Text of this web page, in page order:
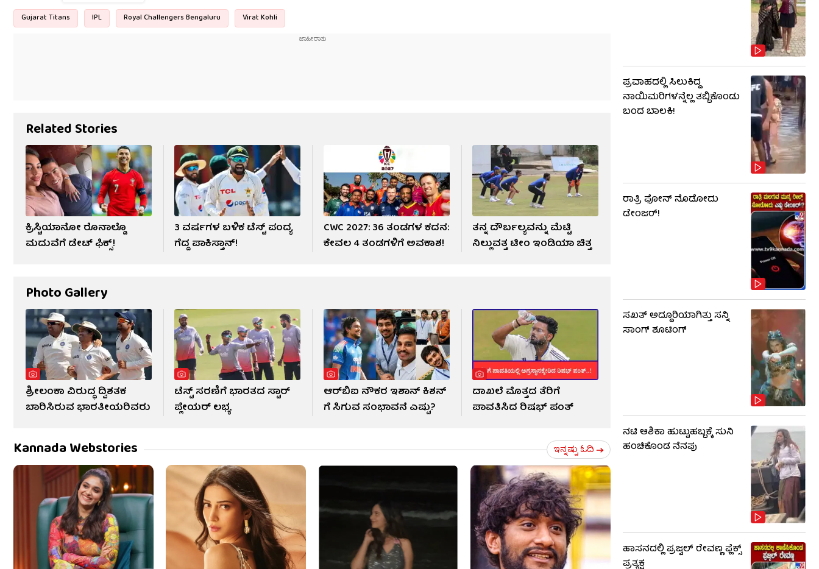
Gujarat Titans IPL Royal Challengers Bengaluru Virat Kohli
Related Stories
ಕ್ರಿಸ್ಟಿಯಾನೋ ರೊನಾಲ್ಡೊ
ಮದುವೆಗೆ ಡೇಟ್ ಫಿಕ್ಸ್​!
3 ವರ್ಷಗಳ ಬಳಿಕ ಟೆಸ್ಟ್ ಪಂದ್ಯ
ಗೆದ್ದ ಪಾಕಿಸ್ತಾನ್!
CWC 2027: 36 ತಂಡಗಳ ಕದನ:
ಕೇವಲ 4 ತಂಡಗಳಿಗೆ ಅವಕಾಶ!
ತನ್ನ ದೌರ್ಬಲ್ಯವನ್ನು ಮೆಟ್ಟಿ
ನಿಲ್ಲುವತ್ತ ಟೀಂ ಇಂಡಿಯಾ ಚಿತ್ತ
Photo Gallery
ಶ್ರೀಲಂಕಾ ವಿರುದ್ಧ ದ್ವಿಶತಕ
ಬಾರಿಸಿರುವ ಭಾರತೀಯರಿವರು
ಟೆಸ್ಟ್ ಸರಣಿಗೆ ಭಾರತದ ಸ್ಟಾರ್
ಪ್ಲೇಯರ್ ಲಭ್ಯ
ಆರ್​ಬಿಐ ನೌಕರ ಇಶಾನ್ ಕಿಶನ್​
ಗೆ ಸಿಗುವ ಸಂಭಾವನೆ ಎಷ್ಟು?
ದಾಖಲೆ ಮೊತ್ತದ ತೆರಿಗೆ
ಪಾವತಿಸಿದ ರಿಷಭ್ ಪಂತ್
Kannada Webstories ಇನ್ನಷ್ಟು ಓದಿ
ಪ್ರವಾಹದಲ್ಲಿ ಸಿಲುಕಿದ್ದ
ನಾಯಿಮರಿಗಳನ್ನೆಲ್ಲ ತಬ್ಬಿಕೊಂಡು
ಬಂದ ಬಾಲಕಿ!
ರಾತ್ರಿ ಫೋನ್​​ ನೊಡೋದು
ಡೇಂಜರ್!
ಸಖತ್ ಅದ್ದೂರಿಯಾಗಿತ್ತು ಸನ್ನಿ
ಸಾಂಗ್ ಶೂಟಿಂಗ್
ನಟಿ ಆಶಿಕಾ ಹುಟ್ಟುಹಬ್ಬಕ್ಕೆ ಸುನಿ
ಹಂಚಿಕೊಂಡ ನೆನಪು
ಹಾಸನದಲ್ಲಿ ಪ್ರಜ್ವಲ್ ರೇವಣ್ಣ ಫ್ಲೆಕ್ಸ್
ಪ್ರತ್ಯಕ್ಷ